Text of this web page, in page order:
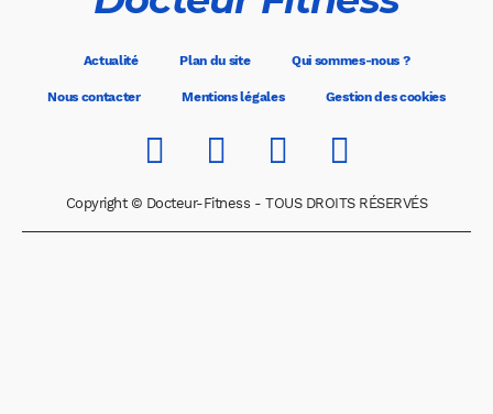
Actualité Plan du site Qui sommes-nous ?
Nous contacter Mentions légales Gestion des cookies
Copyright © Docteur-Fitness - TOUS DROITS RÉSERVÉS